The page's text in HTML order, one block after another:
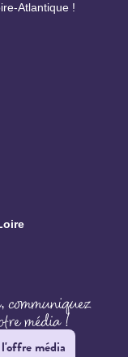
Atlantique !
média